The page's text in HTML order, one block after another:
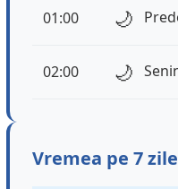
01:00 🌙
02:00 🌙
Vremea pe 7